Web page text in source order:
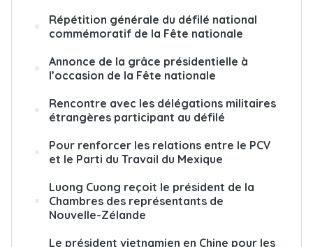
Répétition générale du défilé national
commémoratif de la Fête nationale
Annonce de la grâce présidentielle à
l’occasion de la Fête nationale
Rencontre avec les délégations militaires
étrangères participant au défilé
Pour renforcer les relations entre le PCV
et le Parti du Travail du Mexique
Luong Cuong reçoit le président de la
Chambres des représentants de
Nouvelle-Zélande
Le président vietnamien en Chine pour les